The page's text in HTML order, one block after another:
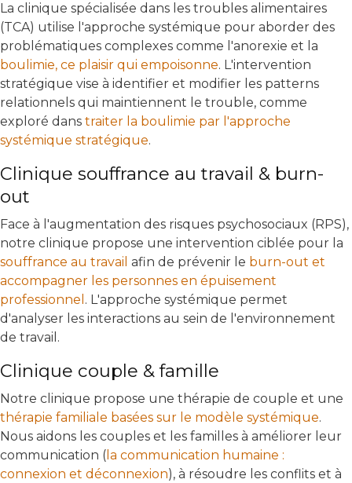
La clinique spécialisée dans les troubles alimentaires
(TCA) utilise l'approche systémique pour aborder des
problématiques complexes comme l'anorexie et la
boulimie, ce plaisir qui empoisonne. L'intervention
stratégique vise à identifier et modifier les patterns
relationnels qui maintiennent le trouble, comme
exploré dans traiter la boulimie par l'approche
systémique stratégique.
Clinique souffrance au travail & burn-
out
Face à l'augmentation des risques psychosociaux (RPS),
notre clinique propose une intervention ciblée pour la
souffrance au travail afin de prévenir le burn-out et
accompagner les personnes en épuisement
professionnel . L'approche systémique permet
d'analyser les interactions au sein de l'environnement
de travail.
Clinique couple & famille
Notre clinique propose une thérapie de couple et une
thérapie familiale basées sur le modèle systémique.
Nous aidons les couples et les familles à améliorer leur
communication ( la communication humaine :
connexion et déconnexion), à résoudre les conflits et à